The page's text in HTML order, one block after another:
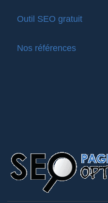
Outil SEO gratuit
Nos références